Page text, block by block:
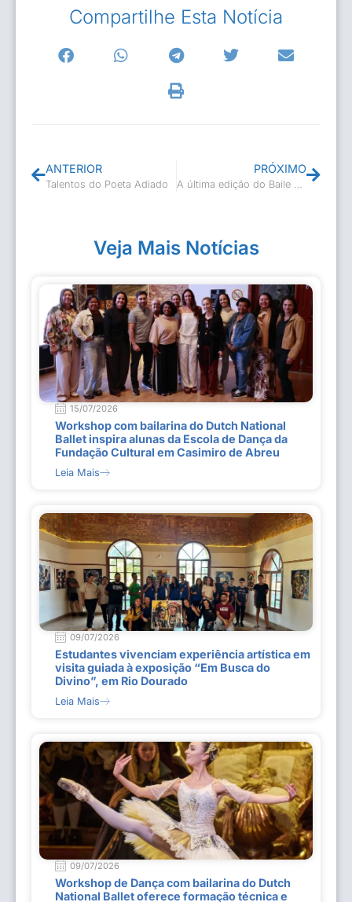
Compartilhe Esta Notícia
ANTERIOR
Talentos do Poeta Adiado
PRÓXIMO
A última edição do Baile Retrô foi um sucesso!
Veja Mais Notícias
15/07/2026
Workshop com bailarina do Dutch National
Ballet inspira alunas da Escola de Dança da
Fundação Cultural em Casimiro de Abreu
Leia Mais
09/07/2026
Estudantes vivenciam experiência artística em
visita guiada à exposição “Em Busca do
Divino”, em Rio Dourado
Leia Mais
09/07/2026
Workshop de Dança com bailarina do Dutch
National Ballet oferece formação técnica e